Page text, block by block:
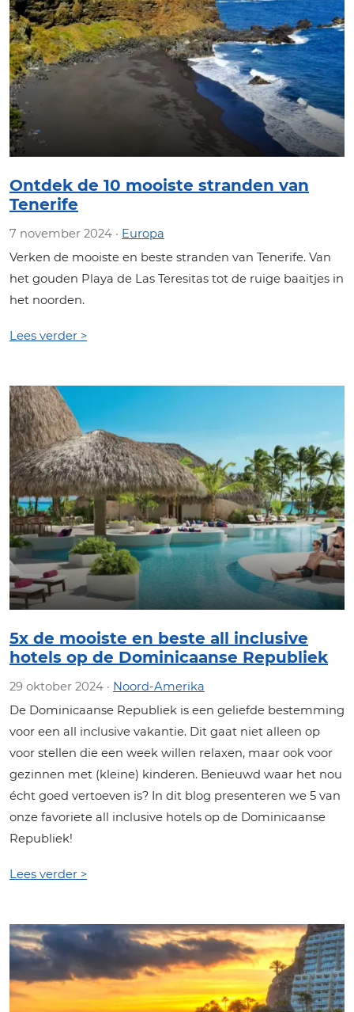
Ontdek de 10 mooiste stranden van
Tenerife
7 november 2024 · Europa
Verken de mooiste en beste stranden van Tenerife. Van
het gouden Playa de Las Teresitas tot de ruige baaitjes in
het noorden.
Lees verder >
5x de mooiste en beste all inclusive
hotels op de Dominicaanse Republiek
29 oktober 2024 · Noord-Amerika
De Dominicaanse Republiek is een geliefde bestemming
voor een all inclusive vakantie. Dit gaat niet alleen op
voor stellen die een week willen relaxen, maar ook voor
gezinnen met (kleine) kinderen. Benieuwd waar het nou
écht goed vertoeven is? In dit blog presenteren we 5 van
onze favoriete all inclusive hotels op de Dominicaanse
Republiek!
Lees verder >